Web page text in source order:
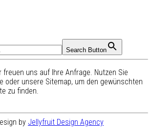
Search Button
uns auf Ihre Anfrage. Nutzen Sie
oder unsere Sitemap, um den gewünschten
zu finden.
by Jellyfruit Design Agency